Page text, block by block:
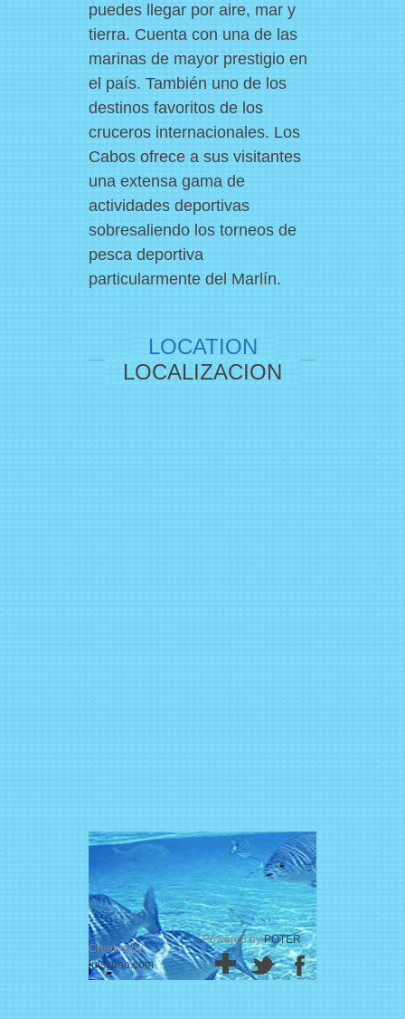
puedes llegar por aire, mar y
tierra. Cuenta con una de las
marinas de mayor prestigio en
el país. También uno de los
destinos favoritos de los
cruceros internacionales. Los
Cabos ofrece a sus visitantes
una extensa gama de
actividades deportivas
sobresaliendo los torneos de
pesca deportiva
particularmente del Marlín.
Pellentesque habitant morbi tristique
senectus et netus et malesuada fames ac
December 08, 2011
LOCATION
LOCALIZACION
Created by
luiszuno.com
Powered byPOTER